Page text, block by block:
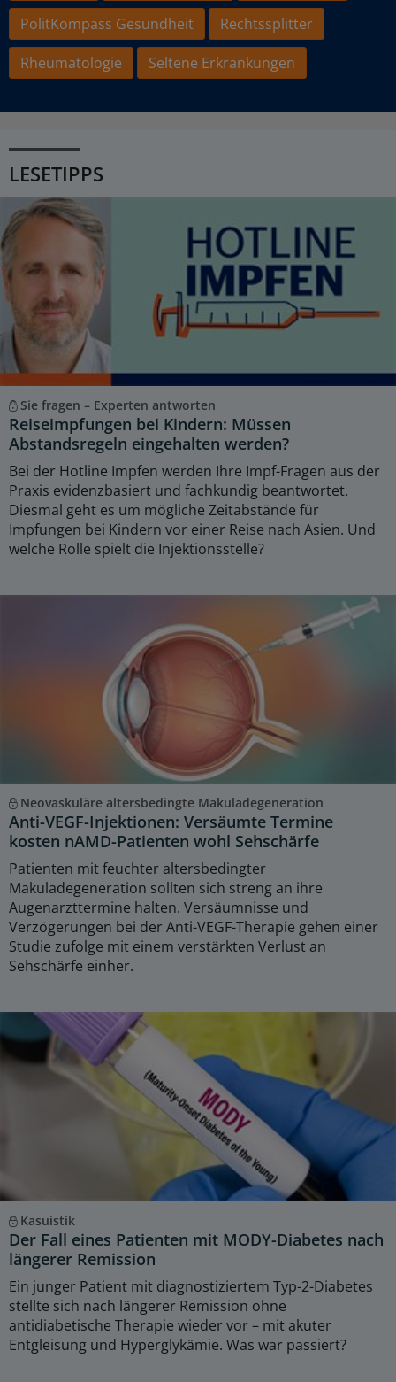
PolitKompass Gesundheit
Rechtssplitter
Rheumatologie
Seltene Erkrankungen
LESETIPPS
Sie fragen – Experten antworten
Reiseimpfungen bei Kindern: Müssen
Abstandsregeln eingehalten werden?
Bei der Hotline Impfen werden Ihre Impf-Fragen aus der
Praxis evidenzbasiert und fachkundig beantwortet.
Diesmal geht es um mögliche Zeitabstände für
Impfungen bei Kindern vor einer Reise nach Asien. Und
welche Rolle spielt die Injektionsstelle?
Neovaskuläre altersbedingte Makuladegeneration
Anti-VEGF-Injektionen: Versäumte Termine
kosten nAMD-Patienten wohl Sehschärfe
Patienten mit feuchter altersbedingter
Makuladegeneration sollten sich streng an ihre
Augenarzttermine halten. Versäumnisse und
Verzögerungen bei der Anti-VEGF-Therapie gehen einer
Studie zufolge mit einem verstärkten Verlust an
Sehschärfe einher.
Kasuistik
Der Fall eines Patienten mit MODY-Diabetes nach
längerer Remission
Ein junger Patient mit diagnostiziertem Typ-2-Diabetes
stellte sich nach längerer Remission ohne
antidiabetische Therapie wieder vor – mit akuter
Entgleisung und Hyperglykämie. Was war passiert?